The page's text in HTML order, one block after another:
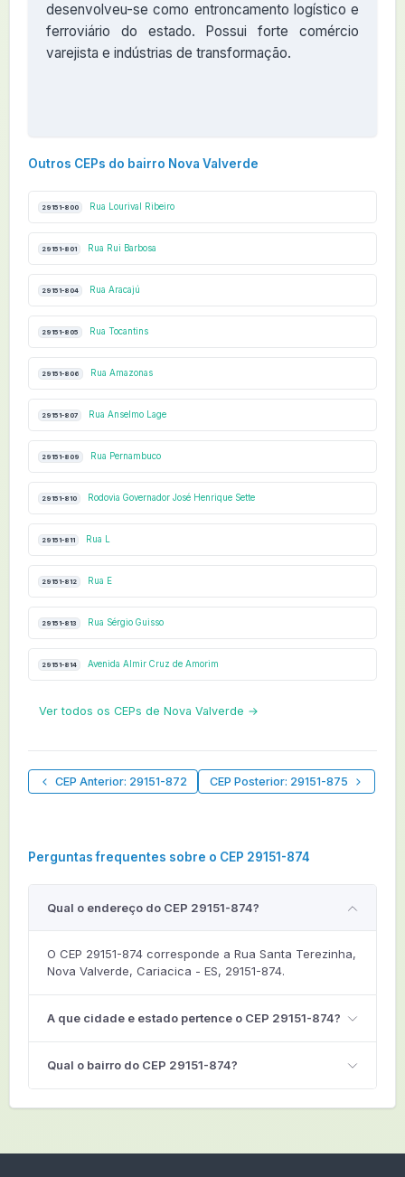
desenvolveu-se como entroncamento logístico e
ferroviário do estado. Possui forte comércio
varejista e indústrias de transformação.
Outros CEPs do bairro Nova Valverde
29151-800 Rua Lourival Ribeiro
29151-801 Rua Rui Barbosa
29151-804 Rua Aracajú
29151-805 Rua Tocantins
29151-806 Rua Amazonas
29151-807 Rua Anselmo Lage
29151-809 Rua Pernambuco
29151-810 Rodovia Governador José Henrique Sette
29151-811 Rua L
29151-812 Rua E
29151-813 Rua Sérgio Guisso
29151-814 Avenida Almir Cruz de Amorim
Ver todos os CEPs de Nova Valverde →
CEP Anterior: 29151-872 CEP Posterior: 29151-875
Perguntas frequentes sobre o CEP 29151-874
Qual o endereço do CEP 29151-874?
O CEP 29151-874 corresponde a Rua Santa Terezinha,
Nova Valverde, Cariacica - ES, 29151-874.
A que cidade e estado pertence o CEP 29151-874?
Qual o bairro do CEP 29151-874?